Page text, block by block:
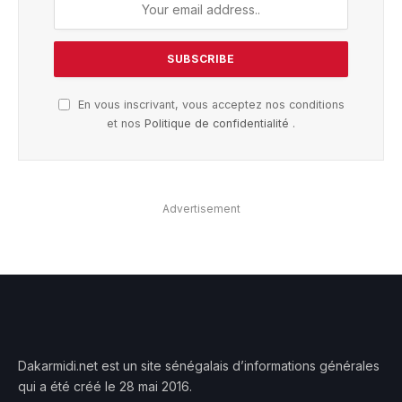
En vous inscrivant, vous acceptez nos conditions
et nos Politique de confidentialité .
Advertisement
Dakarmidi.net est un site sénégalais d’informations générales
qui a été créé le 28 mai 2016.